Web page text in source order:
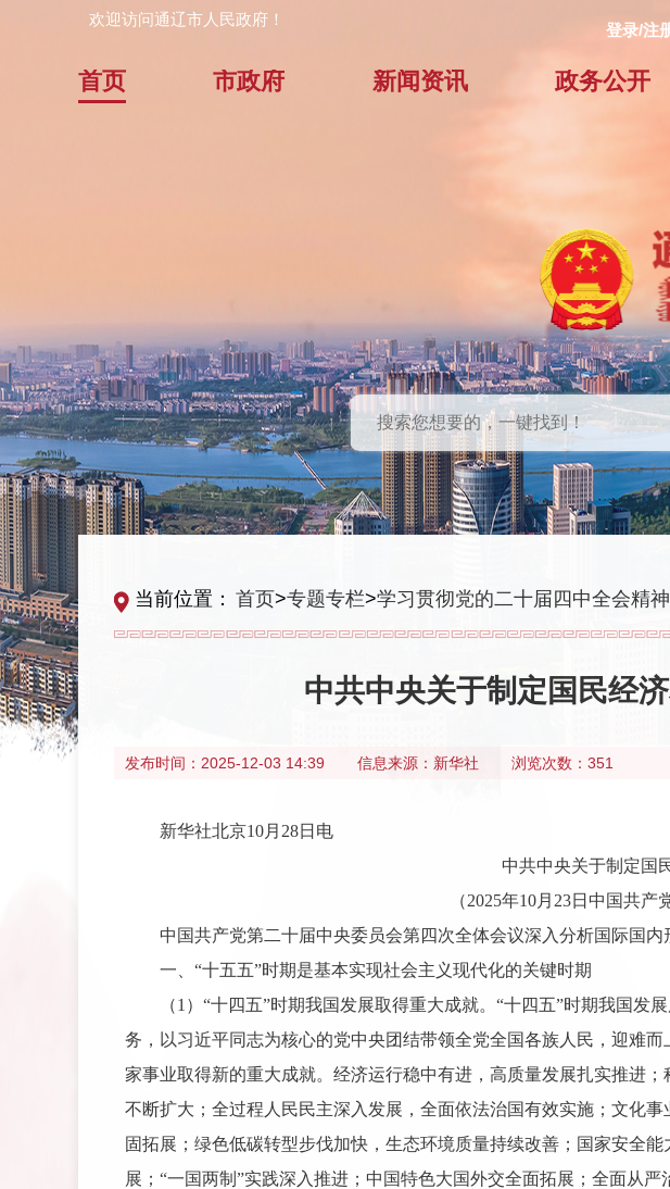
欢迎访问通辽市人民政府！
登录/注
首页 市政府 新闻资讯 政务公开
当前位置： 首页>专题专栏>学习贯彻党的二十届四中全会精神
中共中央关于制定国民经
发布时间： 2025-12-03 14:39 信息来源： 新华社 浏览次数：351
新华社北京10月28日电
中共中央关于制定国
（2025年10月23日中国共
中国共产党第二十届中央委员会第四次全体会议深入分析国际国
一、“十五五”时期是基本实现社会主义现代化的关键时期
（1）“十四五”时期我国发展取得重大成就。“十四五”时期我国
务，以习近平同志为核心的党中央团结带领全党全国各族人民，迎难
家事业取得新的重大成就。经济运行稳中有进，高质量发展扎实推进
不断扩大；全过程人民民主深入发展，全面依法治国有效实施；文化
固拓展；绿色低碳转型步伐加快，生态环境质量持续改善；国家安全
展；“一国两制”实践深入推进；中国特色大国外交全面拓展；全面从